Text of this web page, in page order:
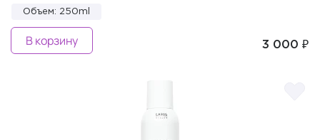
Объем: 250ml
3 000 ₽
В корзину